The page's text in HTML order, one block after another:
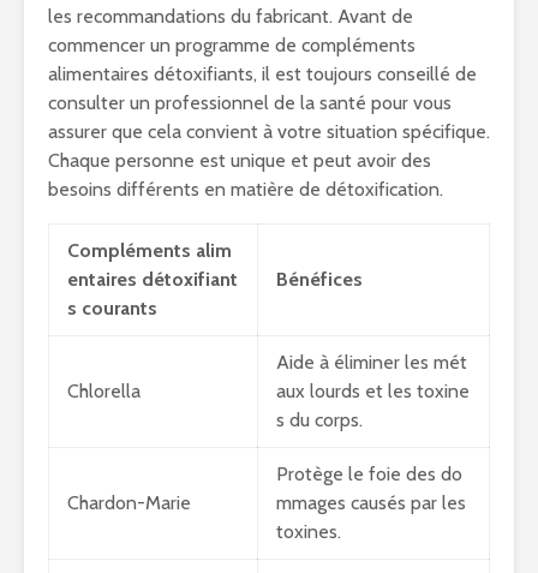
les recommandations du fabricant. Avant de
commencer un programme de compléments
alimentaires détoxifiants, il est toujours conseillé de
consulter un professionnel de la santé pour vous
assurer que cela convient à votre situation spécifique.
Chaque personne est unique et peut avoir des
besoins différents en matière de détoxification.
Compléments alim
entaires détoxifiant
s courants
Bénéfices
Chlorella
Aide à éliminer les mét
aux lourds et les toxine
s du corps.
Chardon-Marie
Protège le foie des do
mmages causés par les
toxines.